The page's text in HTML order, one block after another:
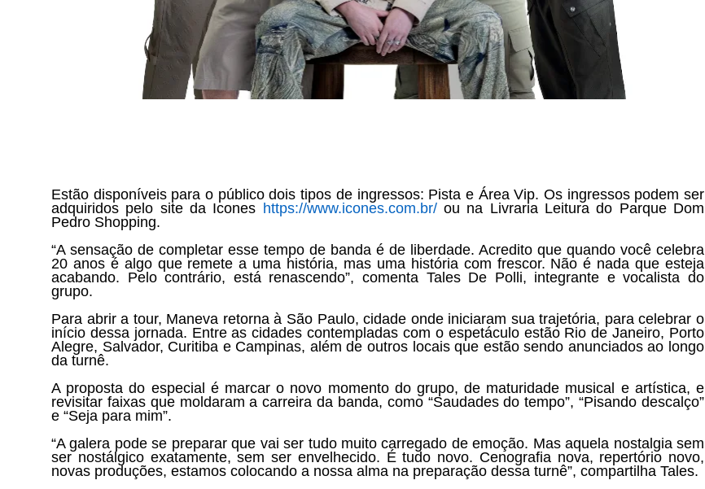
Estão disponíveis para o público dois tipos de ingressos: Pista e Área Vip. Os ingressos podem ser
adquiridos pelo site da Icones https://www.icones.com.br/ou na Livraria Leitura do Parque Dom
Pedro Shopping.
“A sensação de completar esse tempo de banda é de liberdade. Acredito que quando você celebra
20 anos é algo que remete a uma história, mas uma história com frescor. Não é nada que esteja
acabando. Pelo contrário, está renascendo”, comenta Tales De Polli, integrante e vocalista do
grupo.
Para abrir a tour, Maneva retorna à São Paulo, cidade onde iniciaram sua trajetória, para celebrar o
início dessa jornada. Entre as cidades contempladas com o espetáculo estão Rio de Janeiro, Porto
Alegre, Salvador, Curitiba e Campinas, além de outros locais que estão sendo anunciados ao longo
da turnê.
A proposta do especial é marcar o novo momento do grupo, de maturidade musical e artística, e
revisitar faixas que moldaram a carreira da banda, como “Saudades do tempo”, “Pisando descalço”
e “Seja para mim”.
“A galera pode se preparar que vai ser tudo muito carregado de emoção. Mas aquela nostalgia sem
ser nostálgico exatamente, sem ser envelhecido. É tudo novo. Cenografia nova, repertório novo,
novas produções, estamos colocando a nossa alma na preparação dessa turnê”, compartilha Tales.